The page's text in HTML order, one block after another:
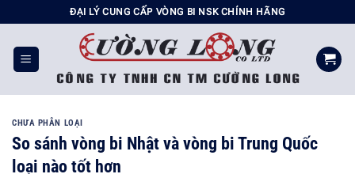
đến
nội
dung
ĐẠI LÝ CUNG CẤP VÒNG BI NSK CHÍNH HÃNG
CHƯA PHÂN LOẠI
So sánh vòng bi Nhật và vòng bi Trung Quốc
loại nào tốt hơn